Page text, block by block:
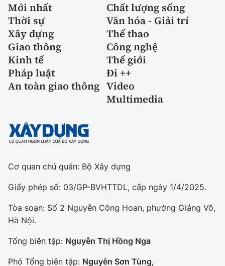
Mới nhất
Chất lượng sống
Thời sự
Văn hóa - Giải trí
Xây dựng
Thể thao
Giao thông
Công nghệ
Kinh tế
Thế giới
Pháp luật
Đi ++
An toàn giao thông Video
Multimedia
Cơ quan chủ quản: Bộ Xây dựng
Giấy phép số: 03/GP-BVHTTDL, cấp ngày 1/4/2025.
Tòa soạn: Số 2 Nguyễn Công Hoan, phường Giảng Võ,
Hà Nội.
Tổng biên tập: Nguyễn Thị Hồng Nga
Phó Tổng biên tập: Nguyễn Sơn Tùng,